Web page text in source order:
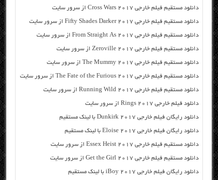
دانلود مستقیم فیلم خارجی Cross Wars 2017 از سرور سایت
دانلود مستقیم فیلم خارجی Fifty Shades Darker 2017 از سرور سایت
دانلود مستقیم فیلم خارجی From Straight As 2017 از سرور سایت
دانلود مستقیم فیلم خارجی Zeroville 2017 از سرور سایت
دانلود مستقیم فیلم خارجی The Mummy 2017 از سرور سایت
دانلود مستقیم فیلم خارجی The Fate of the Furious 2017 از سرور سایت
دانلود مستقیم فیلم خارجی Running Wild 2017 از سرور سایت
دانلود فیلم خارجی Rings 2017 از سرور سایت
دانلود رایگان فیلم خارجی Dunkirk 2017 با لینک مستقیم
دانلود رایگان فیلم خارجی Eloise 2017 با لینک مستقیم
دانلود مستقیم فیلم خارجی Essex Heist 2017 از سرور سایت
دانلود مستقیم فیلم خارجی Get the Girl 2017 از سرور سایت
دانلود رایگان فیلم خارجی iBoy 2017 با لینک مستقیم